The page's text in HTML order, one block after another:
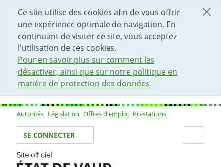
Ce site utilise des cookies afin de vous offrir
une expérience optimale de navigation. En
continuant de visiter ce site, vous acceptez
l'utilisation de ces cookies.
Pour en savoir plus sur comment les
désactiver, ainsi que sur notre politique en
matière de protection des données.
DÉBUT DU CONTENU DE LA PAGE
ACCÈS AU CHAMP DE RECHERCHE
PAGE D'ACCUEIL
FORMULAIRE DE CONTACT
Sous-navigation
Autorités Législation Offres d'emploi Prestations
Votre identité
SE CONNECTER